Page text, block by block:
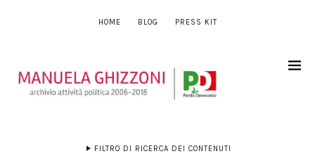
HOME BLOG PRESS KIT
FILTRO DI RICERCA DEI CONTENUTI